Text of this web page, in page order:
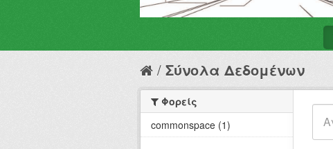
Σύνολα Δεδομένων
Φορείς
commonspace (1)